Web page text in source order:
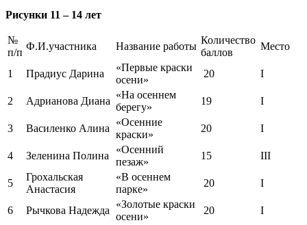
Рисунки 11 – 14 лет
№
п/п
Ф.И.участника Название работы
Количество
баллов
Место
1 Прадиус Дарина
«Первые краски
осени»
20 I
2 Адрианова Диана
«На осеннем
берегу»
19 I
3 Василенко Алина
«Осенние
краски»
20 I
4 Зеленина Полина
«Осенний
пезаж»
15 III
5
Грохальская
Анастасия
«В осеннем
парке»
20 I
6 Рычкова Надежда
«Золотые краски
осени»
20 I